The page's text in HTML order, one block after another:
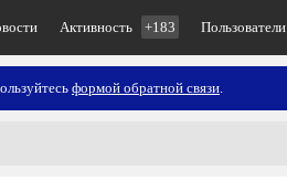
Активность +183 Пользователи
формой обратной связи.